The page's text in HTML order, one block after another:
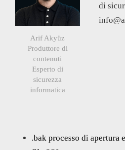
Arif Akyüz
Produttore di
contenuti
Esperto di
sicurezza
informatica
di
.bak processo di apertura